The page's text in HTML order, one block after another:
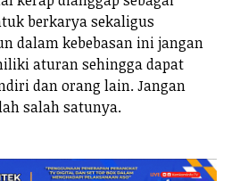
berkarya sekaligus
dalam kebebasan ini jangan
aturan sehingga dapat
dan orang lain. Jangan
salah satunya.